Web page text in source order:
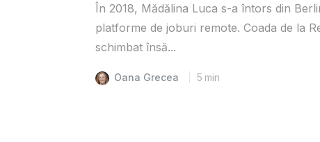
În 2018, Mădălina Luca s-a întors din
platforme de joburi remote. Coada de la
schimbat însă...
Oana Grecea 5 min